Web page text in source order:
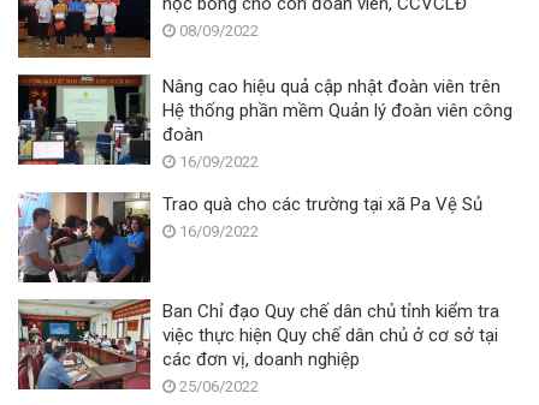
08/09/2022
Nâng cao hiệu quả cập nhật đoàn viên trên
Hệ thống phần mềm Quản lý đoàn viên công
đoàn
16/09/2022
Trao quà cho các trường tại xã Pa Vệ Sủ
16/09/2022
Ban Chỉ đạo Quy chế dân chủ tỉnh kiểm tra
việc thực hiện Quy chế dân chủ ở cơ sở tại
các đơn vị, doanh nghiệp
25/06/2022